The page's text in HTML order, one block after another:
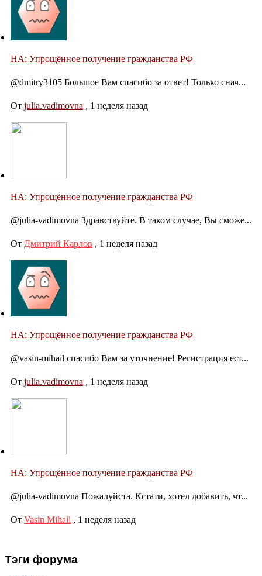
НА: Упрощённое получение гражданства РФ
@dmitry3105 Большое Вам спасибо за ответ! Только снач...
От julia.vadimovna , 1 неделя назад
НА: Упрощённое получение гражданства РФ
@julia-vadimovna Здравствуйте. В таком случае, Вы сможе...
От Дмитрий Карлов , 1 неделя назад
НА: Упрощённое получение гражданства РФ
@vasin-mihail спасибо Вам за уточнение! Регистрация ест...
От julia.vadimovna , 1 неделя назад
НА: Упрощённое получение гражданства РФ
@julia-vadimovna Пожалуйста. Кстати, хотел добавить, чт...
От Vasin Mihail , 1 неделя назад
Тэги форума